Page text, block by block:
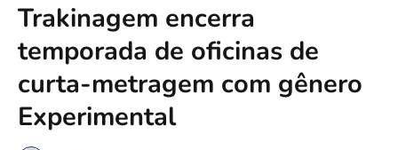
Trakinagem encerra
temporada de oficinas de
curta-metragem com gênero
Experimental